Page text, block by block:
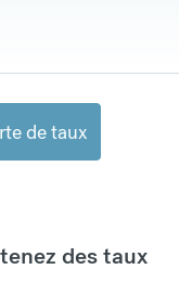
de taux
des taux